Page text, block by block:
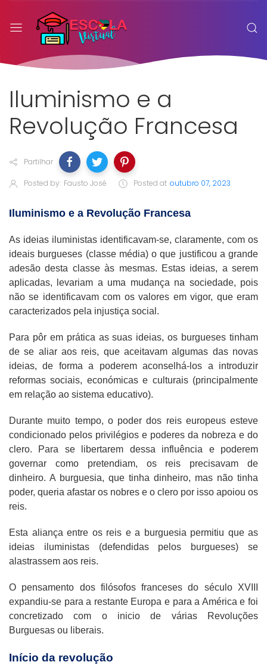
Iluminismo e a
Revolução Francesa
Partilhar
Posted by: Fausto José Posted at outubro 07, 2023
Iluminismo e a Revolução Francesa
As ideias iluministas identificavam-se, claramente, com os
ideais burgueses (classe média) o que justificou a grande
adesão desta classe às mesmas. Estas ideias, a serem
aplicadas, levariam a uma mudança na sociedade, pois
não se identificavam com os valores em vigor, que eram
caracterizados pela injustiça social.
Para pôr em prática as suas ideias, os burgueses tinham
de se aliar aos reis, que aceitavam algumas das novas
ideias, de forma a poderem aconselhá-los a introduzir
reformas sociais, económicas e culturais (principalmente
em relação ao sistema educativo).
Durante muito tempo, o poder dos reis europeus esteve
condicionado pelos privilégios e poderes da nobreza e do
clero. Para se libertarem dessa influência e poderem
governar como pretendiam, os reis precisavam de
dinheiro. A burguesia, que tinha dinheiro, mas não tinha
poder, queria afastar os nobres e o clero por isso apoiou os
reis.
Esta aliança entre os reis e a burguesia permitiu que as
ideias iluministas (defendidas pelos burgueses) se
alastrassem aos reis.
O pensamento dos filósofos franceses do século XVIII
expandiu-se para a restante Europa e para a América e foi
concretizado com o inicio de várias Revoluções
Burguesas ou liberais.
Início da revolução